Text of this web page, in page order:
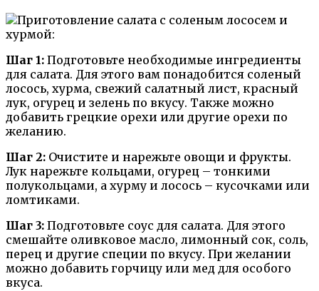
Шаг 1: Подготовьте необходимые ингредиенты
для салата. Для этого вам понадобится соленый
лосось, хурма, свежий салатный лист, красный
лук, огурец и зелень по вкусу. Также можно
добавить грецкие орехи или другие орехи по
желанию.
Шаг 2: Очистите и нарежьте овощи и фрукты.
Лук нарежьте кольцами, огурец – тонкими
полукольцами, а хурму и лосось – кусочками или
ломтиками.
Шаг 3: Подготовьте соус для салата. Для этого
смешайте оливковое масло, лимонный сок, соль,
перец и другие специи по вкусу. При желании
можно добавить горчицу или мед для особого
вкуса.